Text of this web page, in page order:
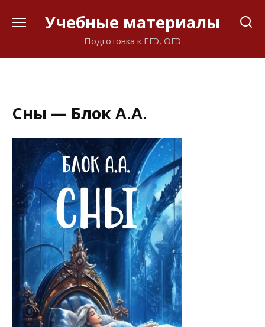
Учебные материалы
Подготовка к ЕГЭ, ОГЭ
Сны — Блок А.А.